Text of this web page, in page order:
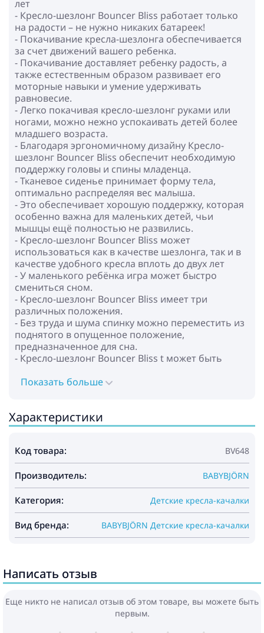
лет
- Кресло-шезлонг Bouncer Bliss работает только
на радости – не нужно никаких батареек!
- Покачивание кресла-шезлонга обеспечивается
за счет движений вашего ребенка.
- Покачивание доставляет ребенку радость, а
также естественным образом развивает его
моторные навыки и умение удерживать
равновесие.
- Легко покачивая кресло-шезлонг руками или
ногами, можно нежно успокаивать детей более
младшего возраста.
- Благодаря эргономичному дизайну Кресло-
шезлонг Bouncer Bliss обеспечит необходимую
поддержку головы и спины младенца.
- Тканевое сиденье принимает форму тела,
оптимально распределяя вес малыша.
- Это обеспечивает хорошую поддержку, которая
особенно важна для маленьких детей, чьи
мышцы ещё полностью не развились.
- Кресло-шезлонг Bouncer Bliss может
использоваться как в качестве шезлонга, так и в
качестве удобного кресла вплоть до двух лет
- У маленького ребёнка игра может быстро
смениться сном.
- Кресло-шезлонг Bouncer Bliss имеет три
различных положения.
- Без труда и шума спинку можно переместить из
поднятого в опущенное положение,
предназначенное для сна.
- Кресло-шезлонг Bouncer Bliss t может быть
транспортировки состояние.
детскими психологами и акушерами
- Вес: 2,1 кг
39 x 79 x 56 см
- В сложенном состоянии: 39 x 89 x 11 см
Показать больше
Характеристики
Код товара: BV648
Производитель: BABYBJÖRN
Категория: Детские кресла-качалки
Вид бренда: BABYBJÖRN Детские кресла-качалки
Написать отзыв
Еще никто не написал отзыв об этом товаре, вы можете быть
первым.